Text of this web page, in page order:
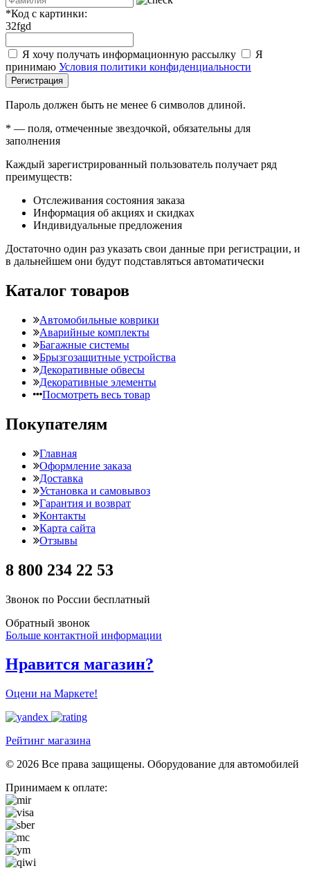
*Код с картинки:
32fgd
Я хочу получать информационную рассылку
Я
принимаю Условия политики конфиденциальности
Регистрация
Пароль должен быть не менее 6 символов длиной.
* — поля, отмеченные звездочкой, обязательны для
заполнения
Каждый зарегистрированный пользователь получает ряд
преимуществ:
Отслеживания состояния заказа
Информация об акциях и скидках
Индивидуальные предложения
Достаточно один раз указать свои данные при регистрации, и
в дальнейшем они будут подставляться автоматически
Каталог товаров
Автомобильные коврики
Аварийные комплекты
Багажные системы
Брызгозащитные устройства
Декоративные обвесы
Декоративные элементы
Посмотреть весь товар
Покупателям
Главная
Оформление заказа
Доставка
Установка и самовывоз
Гарантия и возврат
Контакты
Карта сайта
Отзывы
8 800 234 22 53
Звонок по России бесплатный
Обратный звонок
Больше контактной информации
Нравится магазин?
Оцени на Маркете!
Рейтинг магазина
© 2026 Все права защищены. Оборудование для автомобилей
Принимаем к оплате: